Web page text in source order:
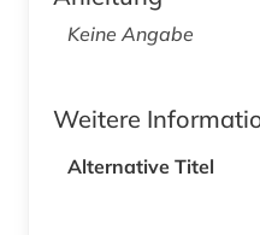
Keine Angabe
Weitere
Alternative Titel